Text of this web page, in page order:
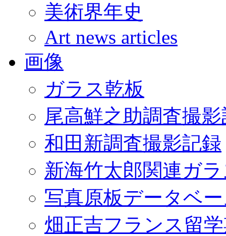
美術界年史
Art news articles
画像
ガラス乾板
尾高鮮之助調査撮
和田新調査撮影記録
新海竹太郎関連ガ
写真原板データベ
畑正吉フランス留